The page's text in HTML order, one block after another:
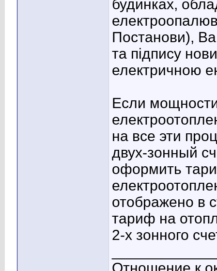
будинках,
Постанови),
та підпису
електричною
Если
на все эти
двух-зонный
оформить
отображено в
тариф на
2-х зонного